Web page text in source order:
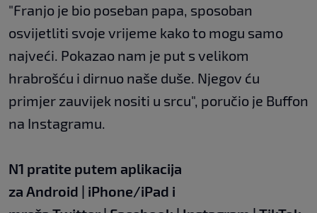
"Franjo je bio poseban papa, sposoban
osvijetliti svoje vrijeme kako to mogu samo
najveći. Pokazao nam je put s velikom
hrabrošću i dirnuo naše duše. Njegov ću
primjer zauvijek nositi u srcu", poručio je Buffon
na Instagramu.
N1 pratite putem aplikacija
za Android | iPhone/iPad i